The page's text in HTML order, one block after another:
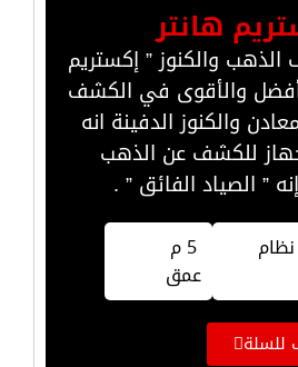
هانتر
والكنوز ” إكستريم
والأقوى في الكشف
والكنوز الدفينة انه
للكشف عن الذهب
” الصياد الفائق ” .
5 م
عمق
للسلة